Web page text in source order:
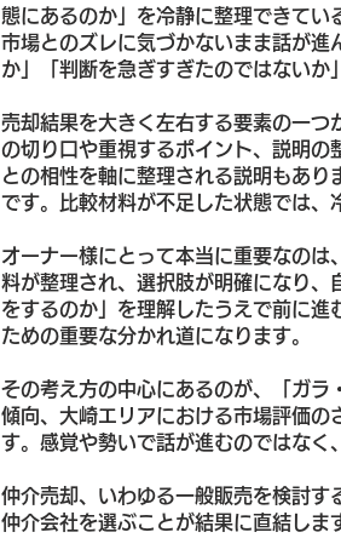
態にあるのか」を冷静に整理できてい
市場とのズレに気づかないまま話が進
か」「判断を急ぎすぎたのではないか
売却結果を大きく左右する要素の一つ
の切り口や重視するポイント、説明の
との相性を軸に整理される説明もあ
です。比較材料が不足した状態では、
オーナー様にとって本当に重要なの
料が整理され、選択肢が明確になり、
をするのか」を理解したうえで前に
ための重要な分かれ道になります。
その考え方の中心にあるのが、「ガラ
傾向、大崎エリアにおける市場評価の
す。感覚や勢いで話が進むのではなく
仲介売却、いわゆる一般販売を検討す
仲介会社を選ぶことが結果に直結しま